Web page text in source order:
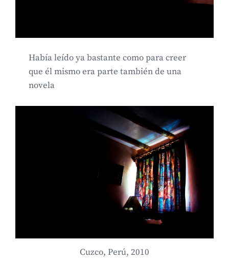
Había leído ya bastante como para creer
que él mismo era parte también de una
novela
Cuzco, Perú, 2010